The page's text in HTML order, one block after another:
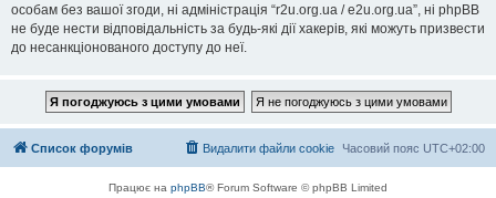
особам без вашої згоди, ні адміністрація “r2u.org.ua / e2u.org.ua”, ні phpBB
не буде нести відповідальність за будь-які дії хакерів, які можуть призвести
до несанкціонованого доступу до неї.
Список форумів Часовий пояс UTC+02:00
Видалити файли cookie
Працює на phpBB® Forum Software © phpBB Limited